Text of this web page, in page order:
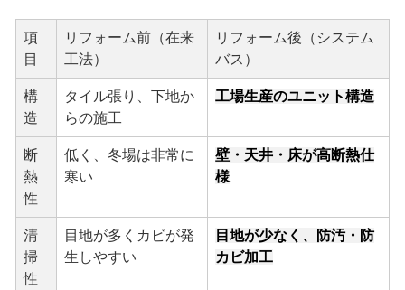
項
目
リフォーム前（在来
工法）
リフォーム後（システム
バス）
構
造
タイル張り、下地か
らの施工
工場生産のユニット構造
断
熱
性
低く、冬場は非常に
寒い
壁・天井・床が高断熱仕
様
清
掃
性
目地が多くカビが発
生しやすい
目地が少なく、防汚・防
カビ加工